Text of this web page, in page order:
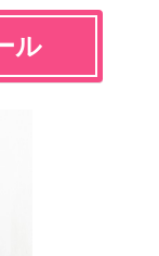
ル